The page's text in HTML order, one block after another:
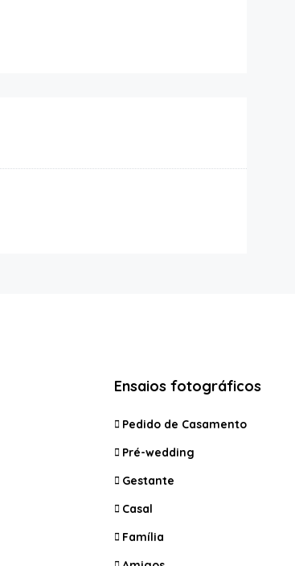
Ensaios fotográficos
Pedido de Casamento
Pré-wedding
Gestante
Casal
Família